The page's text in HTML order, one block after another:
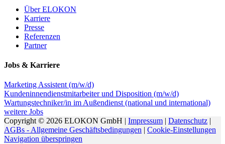
Über ELOKON
Karriere
Presse
Referenzen
Partner
Jobs & Karriere
Marketing Assistent (m/w/d)
Kundeninnendienstmitarbeiter und Disposition (m/w/d)
Wartungstechniker/in im Außendienst (national und international)
weitere Jobs
Copyright © 2026 ELOKON GmbH | Impressum | Datenschutz |
AGBs - Allgemeine Geschäftsbedingungen | Cookie-Einstellungen
Navigation überspringen